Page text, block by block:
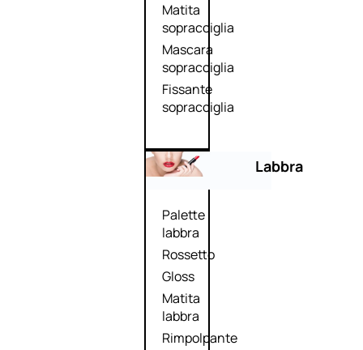
Matita
sopracciglia
Mascara
sopracciglia
Fissante
sopracciglia
Labbra
Palette
labbra
Rossetto
Gloss
Matita
labbra
Rimpolpante